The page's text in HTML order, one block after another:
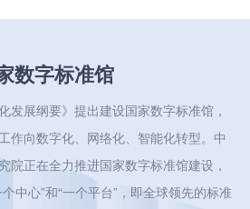
数字标准馆
发展纲要》提出建设国家数字标准馆，
作向数字化、网络化、智能化转型。中
院正在全力推进国家数字标准馆建设，
中心”和“一个平台”，即全球领先的标准